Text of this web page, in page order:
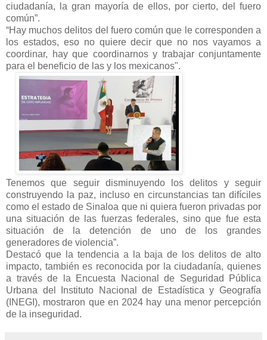
ciudadanía, la gran mayoría de ellos, por cierto, del fuero
común”.
“Hay muchos delitos del fuero común que le corresponden a
los estados, eso no quiere decir que no nos vayamos a
coordinar, hay que coordinarnos y trabajar conjuntamente
para el beneficio de las y los mexicanos".
Tenemos que seguir disminuyendo los delitos y seguir
construyendo la paz, incluso en circunstancias tan difíciles
como el estado de Sinaloa que ni quiera fueron privadas por
una situación de las fuerzas federales, sino que fue esta
situación de la detención de uno de los grandes
generadores de violencia”.
Destacó que la tendencia a la baja de los delitos de alto
impacto, también es reconocida por la ciudadanía, quienes
a través de la Encuesta Nacional de Seguridad Pública
Urbana del Instituto Nacional de Estadística y Geografía
(INEGI), mostraron que en 2024 hay una menor percepción
de la inseguridad.